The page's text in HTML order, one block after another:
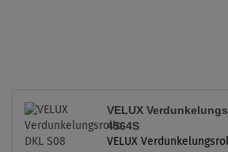
VELUX
4564S
VELUX